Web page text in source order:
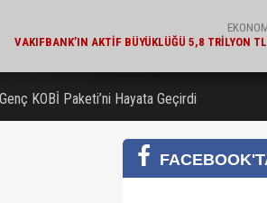
ŞIRKET
252 GENÇ YETENEK KARIYERLERINE İLK ADIMI
KOBİ Paketi’ni Hayata Geçirdi